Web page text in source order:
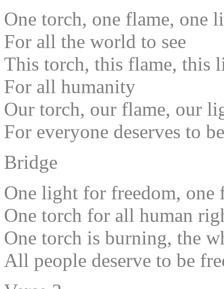
One torch, one flame, one
For all the world to see
This torch, this flame, this
For all humanity
Our torch, our flame, our
For everyone deserves to
Bridge
One light for freedom, one
One torch for all human
One torch is burning, the
All people deserve to be